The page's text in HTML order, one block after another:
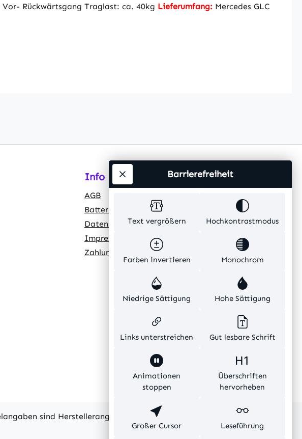
Rückwärtsgang Traglast: ca. 40kg Lieferumfang: Mercedes GLC
Info
AGB
Batteriehinweis
Datenschutz
Impressum
Zahlungsarten
sind Herstellerangaben und ohne Gewähr.
Text vergrößern Hochkontrastmodus
Farben invertieren Monochrom
Niedrige Sättigung Hohe Sättigung
Links unterstreichen Gut lesbare Schrift
Animationen
stoppen
Überschriften
hervorheben
Großer Cursor Leseführung
Barrierefreiheit